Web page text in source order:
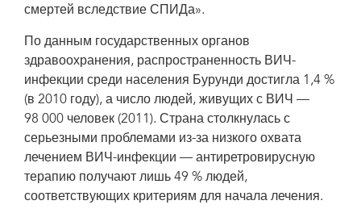
смертей вследствие СПИДа».
По данным государственных органов
здравоохранения, распространенность ВИЧ-
инфекции среди населения Бурунди достигла 1,4 %
(в 2010 году), а число людей, живущих с ВИЧ —
98 000 человек (2011). Страна столкнулась с
серьезными проблемами из-за низкого охвата
лечением ВИЧ-инфекции — антиретровирусную
терапию получают лишь 49 % людей,
соответствующих критериям для начала лечения.